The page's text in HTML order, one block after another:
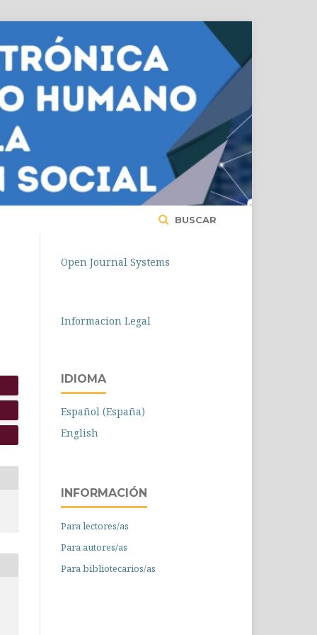
BUSCAR
Open Journal Systems
Informacion Legal
IDIOMA
Español (España)
English
INFORMACIÓN
Para lectores/as
Para autores/as
Para bibliotecarios/as